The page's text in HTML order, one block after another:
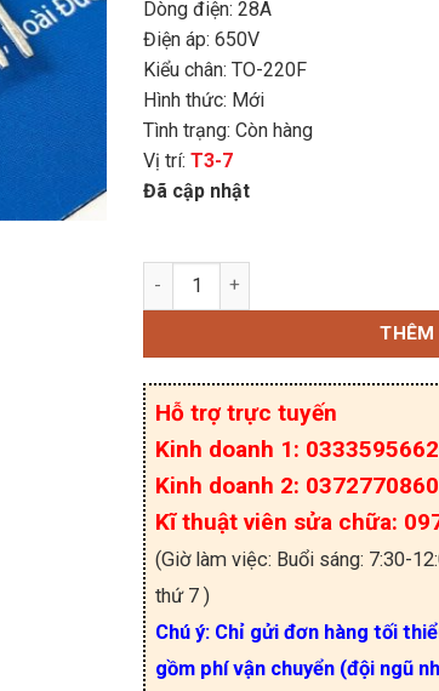
Dòng điện: 28A
Điện áp: 650V
Kiểu chân: TO-220F
Hình thức: Mới
Tình trạng: Còn hàng
Vị trí: T3-7
Đã cập nhật
NCE65TF130F Mosfet
THÊM
Hỗ trợ trực tuyến
Kinh doanh 1: 0333595662
Kinh doanh 2: 0372770860
Kĩ thuật viên sửa chữa:
(Giờ làm việc: Buổi sáng: 7:30-
thứ 7 )
Chú ý: Chỉ gửi đơn hàng tối
gồm phí vận chuyển (đội ngũ